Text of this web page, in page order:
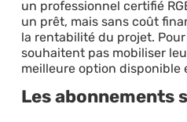
un professionnel certifié
un prêt, mais sans coût
la rentabilité du projet.
souhaitent pas mobiliser
meilleure option disponible
Les abonnements